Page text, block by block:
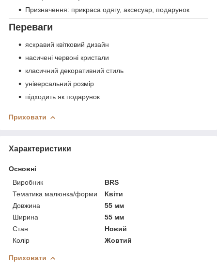
Призначення: прикраса одягу, аксесуар, подарунок
Переваги
яскравий квітковий дизайн
насичені червоні кристали
класичний декоративний стиль
універсальний розмір
підходить як подарунок
Приховати
Характеристики
Основні
Виробник
BRS
Тематика малюнка/форми
Квіти
Довжина
55 мм
Ширина
55 мм
Стан
Новий
Колір
Жовтий
Приховати